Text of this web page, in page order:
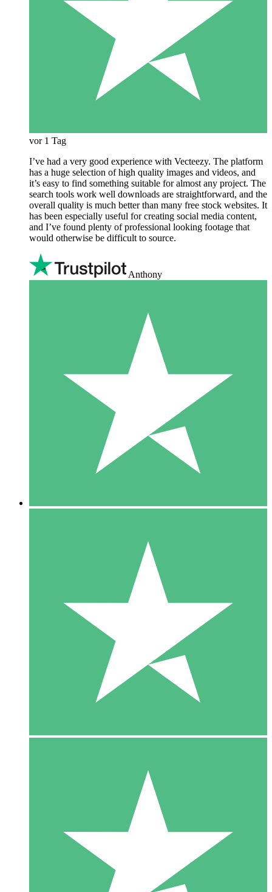
vor 1 Tag
I’ve had a very good experience with Vecteezy. The platform
has a huge selection of high quality images and videos, and
it’s easy to find something suitable for almost any project. The
search tools work well downloads are straightforward, and the
overall quality is much better than many free stock websites. It
has been especially useful for creating social media content,
and I’ve found plenty of professional looking footage that
would otherwise be difficult to source.
Anthony